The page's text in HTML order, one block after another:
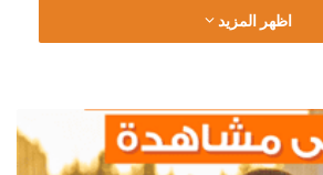
بدعم الأنشطة التي تسهم في توطيد
العمل الرسمية .
عدد كبير من الفرق الممثلة للجهات
اظهر المزيد